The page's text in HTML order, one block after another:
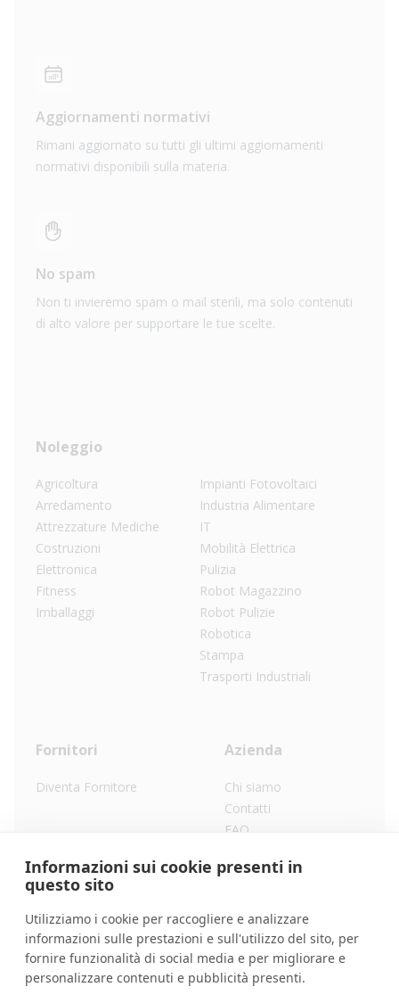
Informazioni sui cookie presenti in
questo sito
Utilizziamo i cookie per raccogliere e analizzare
informazioni sulle prestazioni e sull'utilizzo del sito, per
fornire funzionalità di social media e per migliorare e
personalizzare contenuti e pubblicità presenti.
Aggiornamenti normativi
Rimani aggiornato su tutti gli ultimi aggiornamenti
normativi disponibili sulla materia.
No spam
Non ti invieremo spam o mail sterili, ma solo contenuti
di alto valore per supportare le tue scelte.
Noleggio
Agricoltura
Arredamento
Attrezzature Mediche
Costruzioni
Elettronica
Fitness
Imballaggi
Impianti Fotovoltaici
Industria Alimentare
IT
Mobilità Elettrica
Pulizia
Robot Magazzino
Robot Pulizie
Robotica
Stampa
Trasporti Industriali
Fornitori
Diventa Fornitore
Azienda
Chi siamo
Contatti
FAQ
Privacy Policy
©2026RentXone.
Facebook Instagram